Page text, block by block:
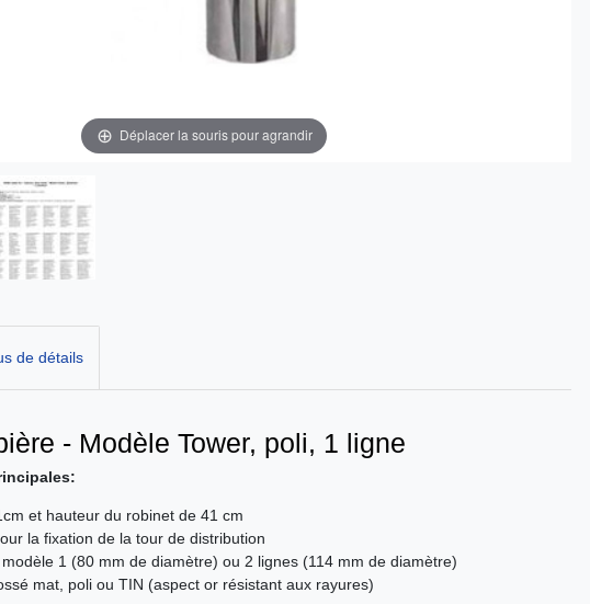
Déplacer la souris pour agrandir
de détails
- Modèle Tower, poli, 1 ligne
et hauteur du robinet de 41 cm
la fixation de la tour de distribution
1 (80 mm de diamètre) ou 2 lignes (114 mm de diamètre)
mat, poli ou TIN (aspect or résistant aux rayures)